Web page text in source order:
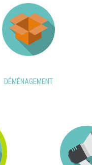
DÉMÉNAGEMENT